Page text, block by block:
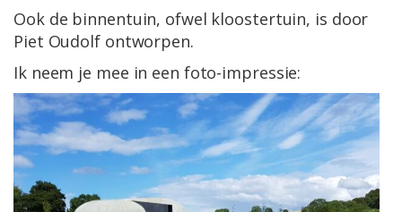
Ook de binnentuin, ofwel kloostertuin, is door
Piet Oudolf ontworpen.
Ik neem je mee in een foto-impressie: